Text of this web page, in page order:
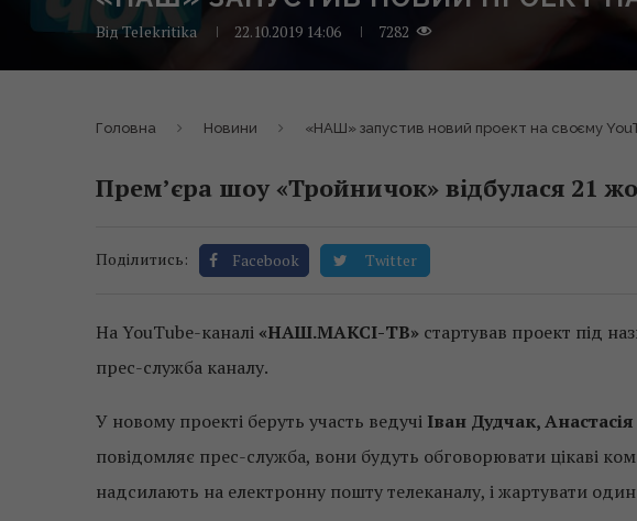
ВідTelekritika 22.10.2019 14:06 7282
Головна Новини «НАШ» запустив новий проект на своєму
Прем’єра шоу «Тройничок» відбулася 21
Поділитись: Facebook Twitter
На YouTube-каналі «НАШ.МАКСІ-ТВ» стартував проект під
прес-служба каналу.
У новому проекті беруть участь ведучі Іван Дудчак,
повідомляє прес-служба, вони будуть обговорювати цікаві
надсилають на електронну пошту телеканалу, і жартувати